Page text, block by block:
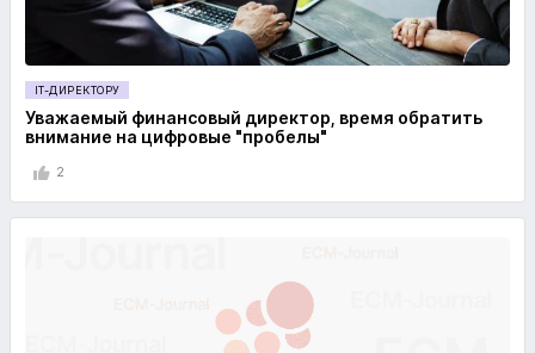
IT-ДИРЕКТОРУ
Уважаемый финансовый директор, время обратить
внимание на цифровые "пробелы"
2